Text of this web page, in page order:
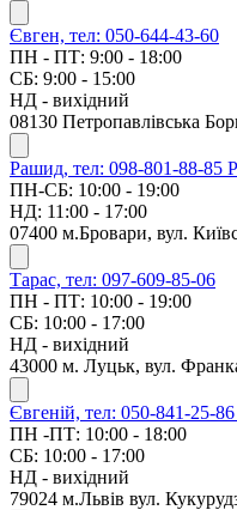
Євген, тел: 050-644-43-60
ПН - ПТ: 9:00 - 18:00
СБ: 9:00 - 15:00
НД - вихідний
08130 Петропавлівська
Рашид, тел: 098-801-88-85
ПН-СБ: 10:00 - 19:00
НД: 11:00 - 17:00
07400 м.Бровари, вул.
Тарас, тел: 097-609-85-06
ПН - ПТ: 10:00 - 19:00
СБ: 10:00 - 17:00
НД - вихідний
43000 м. Луцьк, вул.
Євгеній, тел: 050-841-25-86
ПН -ПТ: 10:00 - 18:00
СБ: 10:00 - 17:00
НД - вихідний
79024 м.Львів вул.